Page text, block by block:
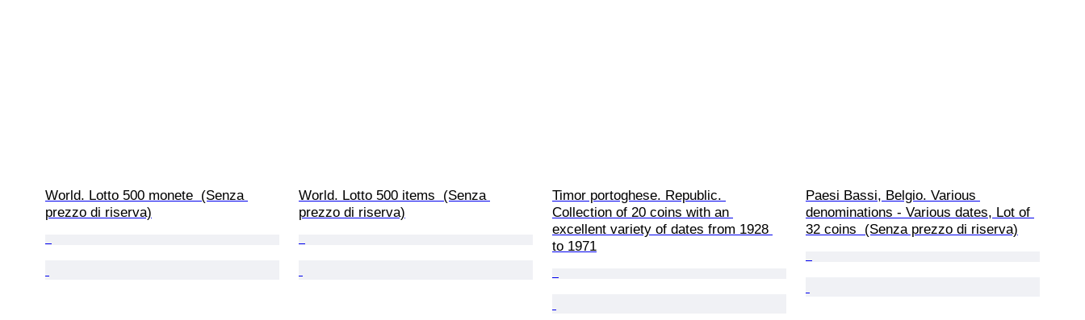
World. Lotto 500 monete  (Senza
prezzo di riserva)
World. Lotto 500 items  (Senza
prezzo di riserva)
Timor portoghese. Republic.
Collection of 20 coins with an
excellent variety of dates from 1928
to 1971
Paesi Bassi, Belgio. Various
denominations - Various dates, Lot of
32 coins  (Senza prezzo di riserva)